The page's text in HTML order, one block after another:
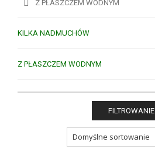
FILTROWANIE
Z PŁASZCZEM WODNYM
KILKA NADMUCHÓW
Z PŁASZCZEM WODNYM